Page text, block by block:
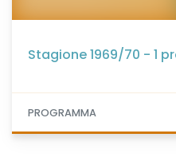
Stagione 1969/70 - 1
PROGRAMMA